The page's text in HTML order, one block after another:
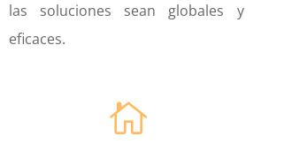
las soluciones sean globales y
eficaces.
